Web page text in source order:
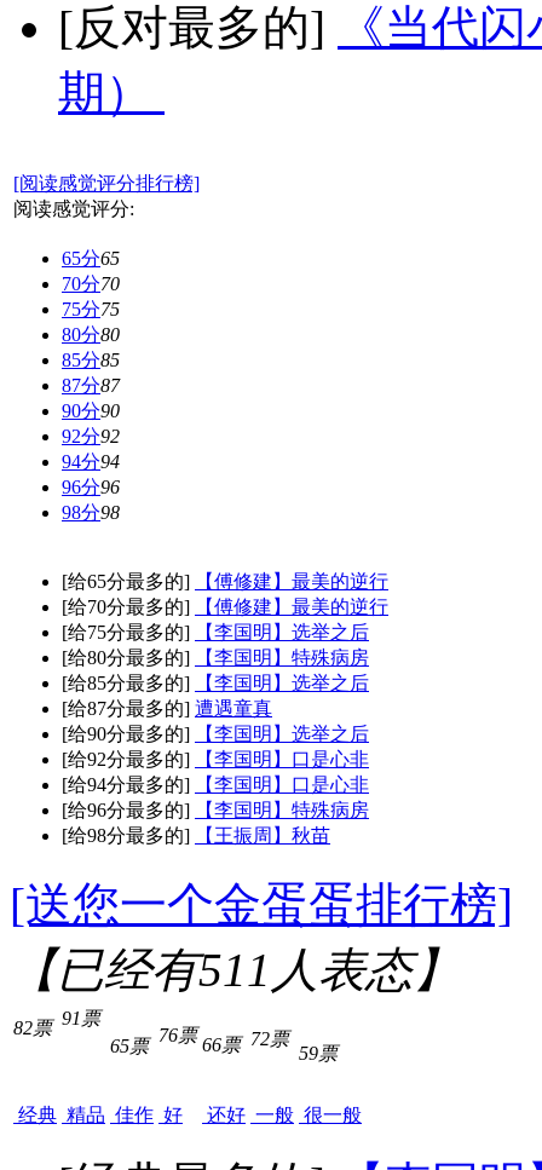
[反对最多的]
《当代
期）
[阅读感觉评分排行榜]
阅读感觉评分:
65分65
70分70
75分75
80分80
85分85
87分87
90分90
92分92
94分94
96分96
98分98
[给65分最多的]
【傅修建】最美的逆行
[给70分最多的]
【傅修建】最美的逆行
[给75分最多的]
【李国明】选举之后
[给80分最多的]
【李国明】特殊病房
[给85分最多的]
【李国明】选举之后
[给87分最多的] 遭遇童真
[给90分最多的]
【李国明】选举之后
[给92分最多的]
【李国明】口是心非
[给94分最多的]
【李国明】口是心非
[给96分最多的]
【李国明】特殊病房
[给98分最多的]
【王振周】秋苗
[送您一个金蛋蛋排行榜]
【已经有511 人表态】
82票
经典
91票
精品
65票
佳作
76票
好
66票
还好
72票
一般
59票
很一般